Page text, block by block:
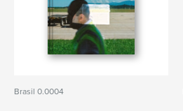
Brasil 0.0004